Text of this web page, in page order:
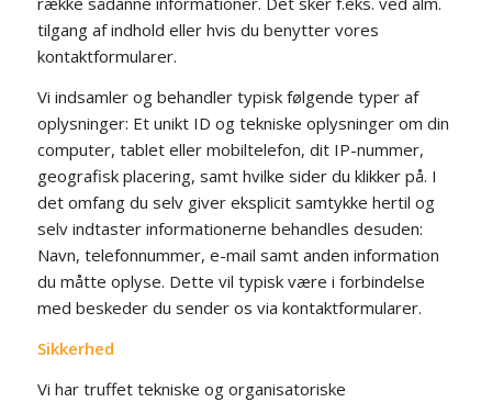
tilgang af indhold eller hvis du benytter vores
kontaktformularer.
Vi indsamler og behandler typisk følgende typer af
oplysninger: Et unikt ID og tekniske oplysninger om din
computer, tablet eller mobiltelefon, dit IP-nummer,
geografisk placering, samt hvilke sider du klikker på. I
det omfang du selv giver eksplicit samtykke hertil og
selv indtaster informationerne behandles desuden:
Navn, telefonnummer, e-mail samt anden information
du måtte oplyse. Dette vil typisk være i forbindelse
med beskeder du sender os via kontaktformularer.
Sikkerhed
Vi har truffet tekniske og organisatoriske